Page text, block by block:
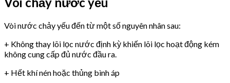
Vòi nước chảy yếu đến từ một số nguyên nhân sau:
+ Không thay lõi lọc nước định kỳ khiến lõi lọc hoạt động kém
không cung cấp đủ nước đầu ra.
+ Hết khí nén hoặc thủng bình áp